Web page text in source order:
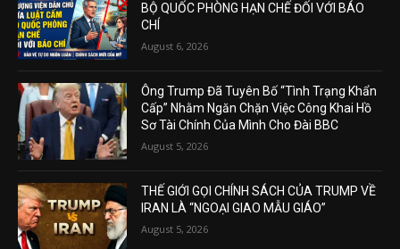
BỘ QUỐC PHÒNG HẠN CHẾ ĐỐI VỚI BÁO
CHÍ
August 6, 2026
Ông Trump Đã Tuyên Bố “Tình Trạng Khẩn
Cấp” Nhằm Ngăn Chặn Việc Công Khai Hồ
Sơ Tài Chính Của Mình Cho Đài BBC
August 5, 2026
THẾ GIỚI GỌI CHÍNH SÁCH CỦA TRUMP VỀ
IRAN LÀ “NGOẠI GIAO MẪU GIÁO”
August 5, 2026